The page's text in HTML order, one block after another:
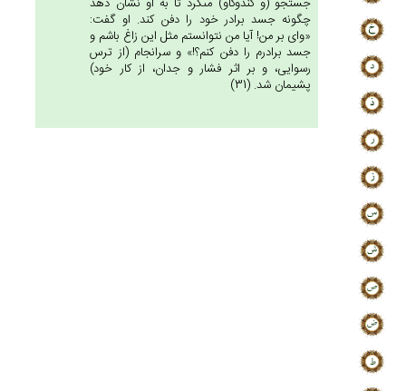
چگونه جسد برادر خود را دفن كند. او گفت:
«واى بر من! آيا من نتوانستم مثل اين زاغ باشم و
جسد برادرم را دفن كنم؟!» و سرانجام (از ترس
رسوايى، و بر اثر فشار و جدان، از كار خود)
پشيمان شد. (31)